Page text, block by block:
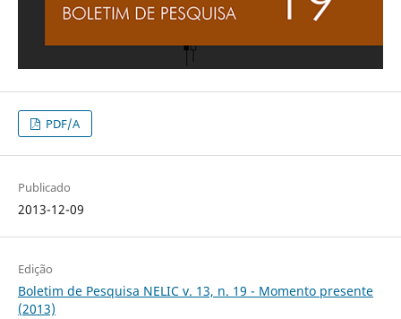
PDF/A
Publicado
2013-12-09
Edição
Boletim de Pesquisa NELIC v. 13, n. 19 - Momento presente
(2013)